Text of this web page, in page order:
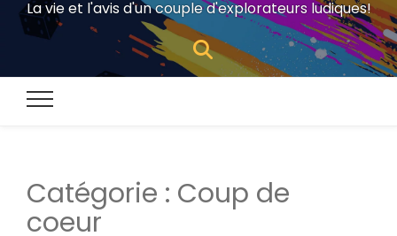
La vie et l'avis d'un couple d'explorateurs ludiques!
Catégorie : Coup de
coeur